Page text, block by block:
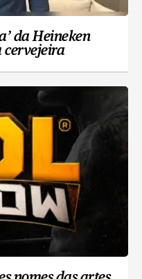
da Heineken
cervejeira